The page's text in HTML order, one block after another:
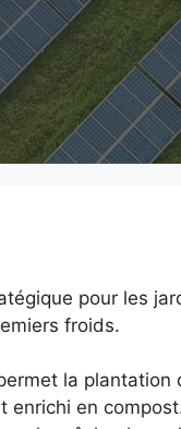
pour les
froids.
la plantation
enrichi en